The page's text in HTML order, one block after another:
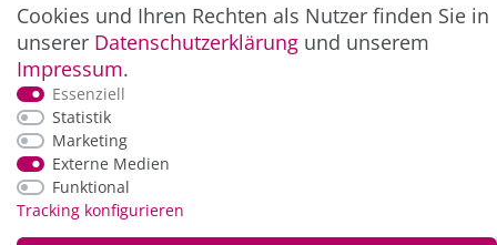
*Alle Preise inkl. der gesetzl. MwSt. zzgl.
und Versandkosten
Cookies und Ihren Rechten als Nutzer finden Sie in
unserer Daten­schutz­erklärung und unserem
Impressum.
Essenziell
Statistik
Marketing
Externe Medien
Funktional
Tracking konfigurieren